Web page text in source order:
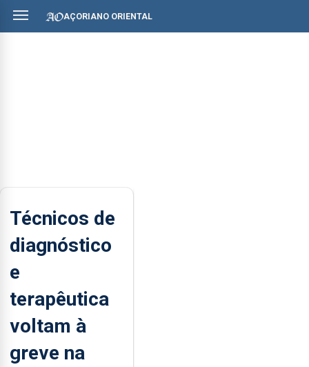
AÇORIANO ORIENTAL
Técnicos de
diagnóstico
e
terapêutica
voltam à
greve na